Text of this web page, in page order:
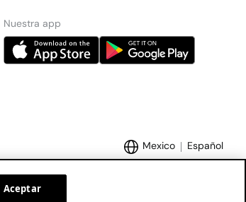
Nuestra app
Mexico Español
Marcas Tendam:
Aceptar